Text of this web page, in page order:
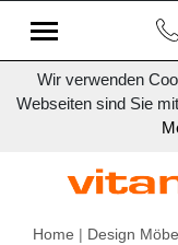
Wir verwenden
Webseiten sind Sie
Home | Design